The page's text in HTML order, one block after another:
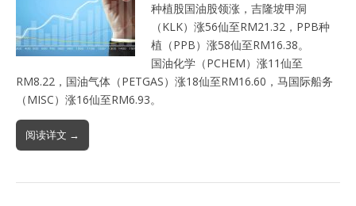
种植股国油股领涨，吉隆坡甲洞
（KLK）涨56仙至RM21.32，PPB种
植（PPB）涨58仙至RM16.38。
国油化学（PCHEM）涨11仙至
RM8.22，国油气体（PETGAS）涨18仙至RM16.60，马国际船务
（MISC）涨16仙至RM6.93。
阅读详文 →